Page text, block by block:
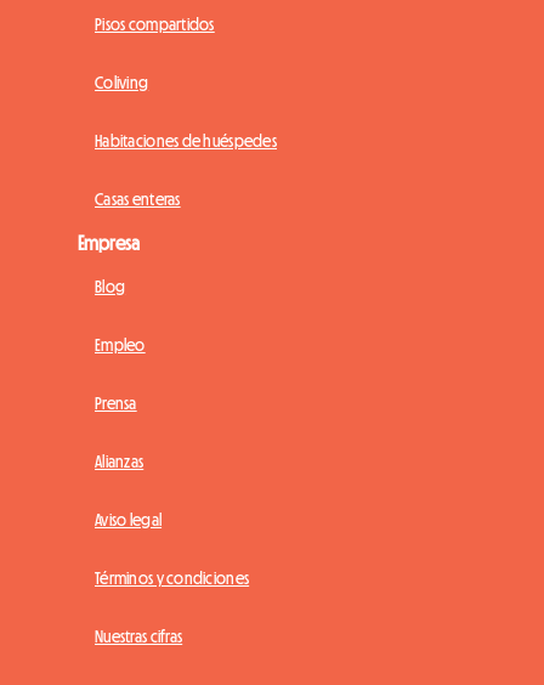
Pisos compartidos
Coliving
Habitaciones de huéspedes
Casas enteras
Empresa
Blog
Empleo
Prensa
Alianzas
Aviso legal
Términos y condiciones
Nuestras cifras